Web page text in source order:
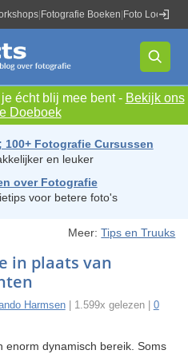
Fotografie Boeken Foto Locaties
écht blij mee bent - Bekijk ons
Doeboek
100+ Fotografie Cursussen
en leuker
over Fotografie
voor betere foto's
Meer:Tips en Truuks
in plaats van
Harmsen| 1.599x gelezen | 0
enorm dynamisch bereik. Soms